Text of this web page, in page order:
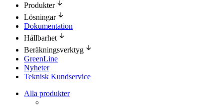
Produkter
Lösningar
Dokumentation
Hållbarhet
Beräkningsverktyg
GreenLine
Nyheter
Teknisk Kundservice
Alla produkter